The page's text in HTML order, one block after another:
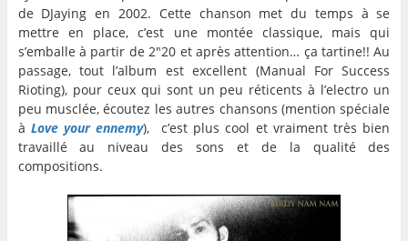
de DJaying en 2002. Cette chanson met du temps à se
mettre en place, c’est une montée classique, mais qui
s’emballe à partir de 2″20 et après attention… ça tartine!! Au
passage, tout l’album est excellent (Manual For Success
Rioting), pour ceux qui sont un peu réticents à l’electro un
peu musclée, écoutez les autres chansons (mention spéciale
à Love your ennemy), c’est plus cool et vraiment très bien
travaillé au niveau des sons et de la qualité des
compositions.